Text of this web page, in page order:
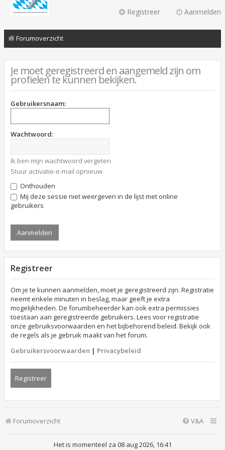
Aanmelden
Registreer
Forumoverzicht
Je moet geregistreerd en aangemeld zijn om
profielen te kunnen bekijken.
Gebruikersnaam:
Wachtwoord:
Ik ben mijn wachtwoord vergeten
Stuur activatie-e-mail opnieuw
Onthouden
Mij deze sessie niet weergeven in de lijst met online
gebruikers
Registreer
Om je te kunnen aanmelden, moet je geregistreerd zijn. Registratie
neemt enkele minuten in beslag, maar geeft je extra
mogelijkheden. De forumbeheerder kan ook extra permissies
toestaan aan geregistreerde gebruikers. Lees voor registratie
onze gebruiksvoorwaarden en het bijbehorend beleid. Bekijk ook
de regels als je gebruik maakt van het forum.
Gebruikersvoorwaarden | Privacybeleid
Registreer
Forumoverzicht V&A
Het is momenteel za 08 aug 2026, 16:41